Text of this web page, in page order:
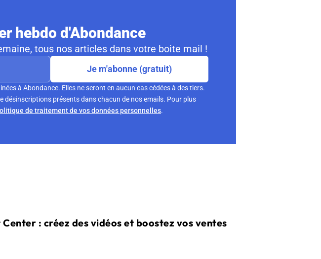
hebdo d'Abondance
tous nos articles dans votre boite mail !
Je m'abonne (gratuit)
à Abondance. Elles ne seront en aucun cas cédées à des tiers.
présents dans chacun de nos emails. Pour plus
de traitement de vos données personnelles.
: créez des vidéos et boostez vos ventes